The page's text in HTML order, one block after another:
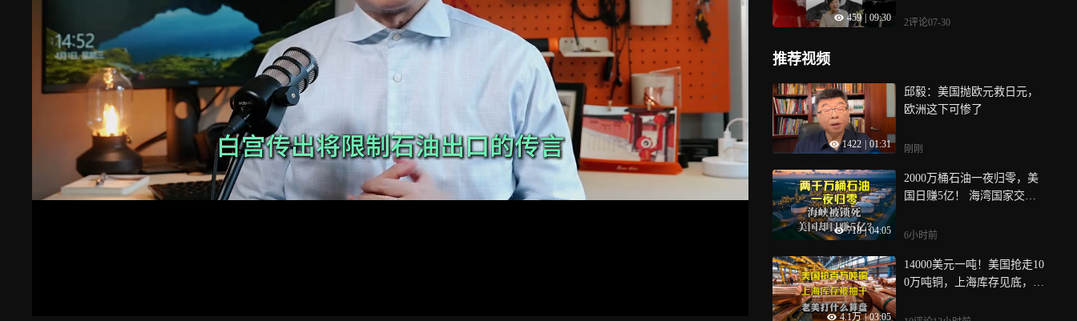
459 09:30 2评论07-30
推荐视频
1422 01:31
邱毅：美国抛欧元救日元，
欧洲这下可惨了
刚刚
718 | 04:05
2000万桶石油一夜归零，美
国日赚5亿！ 海湾国家交了5
6小时前
4.1万 | 03:05
14000美元一吨！美国抢走10
0万吨铜，上海库存见底，接